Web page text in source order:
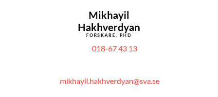
Mikhayil
Hakhverdyan
FORSKARE, PHD
018-67 43 13
mikhayil.hakhverdyan@sva.se